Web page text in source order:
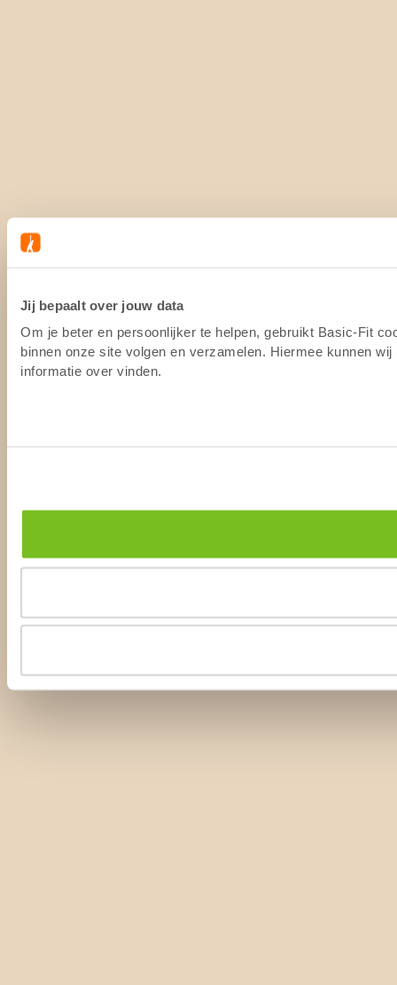
Jij bepaalt over jouw data
Om je beter en persoonlijker te helpen, gebruikt Basic-Fit
binnen onze site volgen en verzamelen. Hiermee kunnen
informatie over vinden.